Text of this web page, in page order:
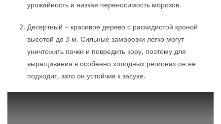
урожайность и низкая переносимость морозов.
Десертный – красивое дерево с раскидистой кроной
высотой до 3 м. Сильные заморозки легко могут
уничтожить почки и повредить кору, поэтому для
выращивания в особенно холодных регионах он не
подходит, зато он устойчив к засухе.